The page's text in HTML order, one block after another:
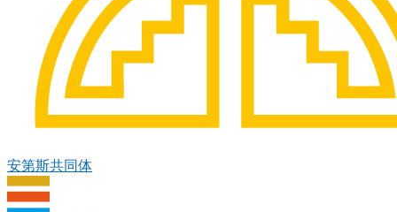
安第斯共同体